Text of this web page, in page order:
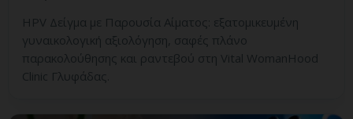
HPV Δείγμα με Παρουσία Αίματος: εξατομικευμένη
γυναικολογική αξιολόγηση, σαφές πλάνο
παρακολούθησης και ραντεβού στη Vital WomanHood
Clinic Γλυφάδας.